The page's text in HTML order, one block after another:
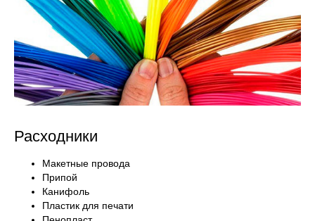
Расходники
Макетные провода
Припой
Канифоль
Пластик для печати